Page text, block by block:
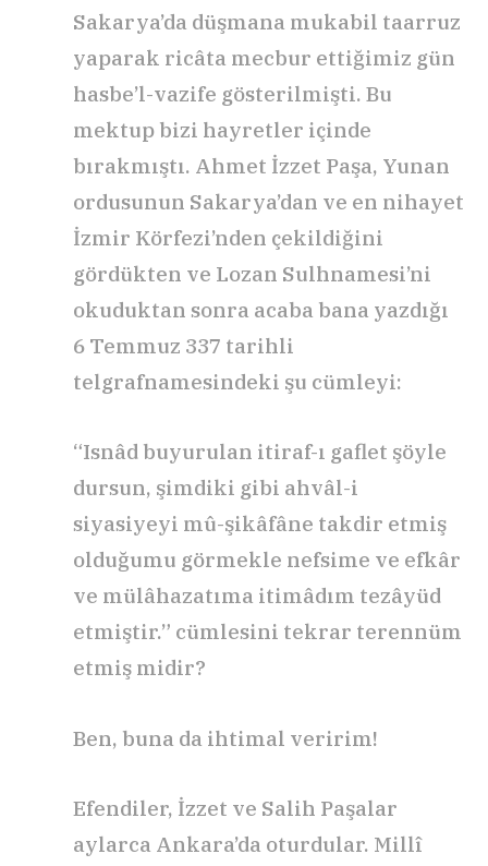
Sakarya’da düşmana mukabil taarruz
yaparak ricâta mecbur ettiğimiz gün
hasbe’l-vazife gösterilmişti. Bu
mektup bizi hayretler içinde
bırakmıştı. Ahmet İzzet Paşa, Yunan
ordusunun Sakarya’dan ve en nihayet
İzmir Körfezi’nden çekildiğini
gördükten ve Lozan Sulhnamesi’ni
okuduktan sonra acaba bana yazdığı
6 Temmuz 337 tarihli
telgrafnamesindeki şu cümleyi:
“Isnâd buyurulan itiraf-ı gaflet şöyle
dursun, şimdiki gibi ahvâl-i
siyasiyeyi mû-şikâfâne takdir etmiş
olduğumu görmekle nefsime ve efkâr
ve mülâhazatıma itimâdım tezâyüd
etmiştir.” cümlesini tekrar terennüm
etmiş midir?
Ben, buna da ihtimal veririm!
Efendiler, İzzet ve Salih Paşalar
aylarca Ankara’da oturdular. Millî